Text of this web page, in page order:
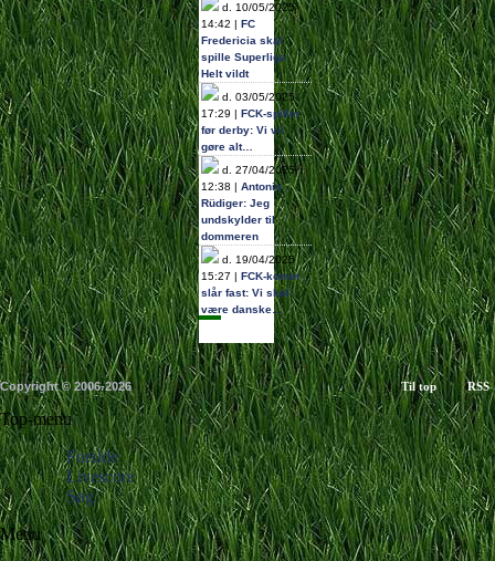
d. 10/05/2025
14:42 | FC
Fredericia skal
spille Superliga:
Helt vildt
d. 03/05/2025
17:29 | FCK-spiller
før derby: Vi vil
gøre alt…
d. 27/04/2025
12:38 | Antonio
Rüdiger: Jeg
undskylder til
dommeren
d. 19/04/2025
15:27 | FCK-komet
slår fast: Vi skal
være danske…
Copyright © 2006-2026 Til top RSS
Top-menu
Forside
Livescore
Søg
Menu